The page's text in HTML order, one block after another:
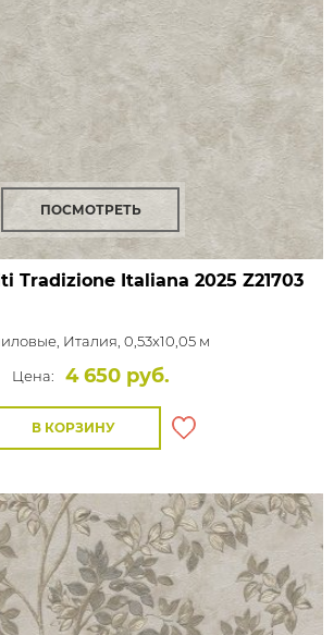
ПОСМОТРЕТЬ
Tradizione Italiana 2025 Z21703
Италия, 0,53x10,05 м
Цена:
4 650 руб.
В КОРЗИНУ